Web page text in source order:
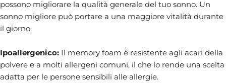
possono migliorare la qualità generale del tuo sonno. Un
sonno migliore può portare a una maggiore vitalità durante
il giorno.
Ipoallergenico: Il memory foam è resistente agli acari della
polvere e a molti allergeni comuni, il che lo rende una scelta
adatta per le persone sensibili alle allergie.